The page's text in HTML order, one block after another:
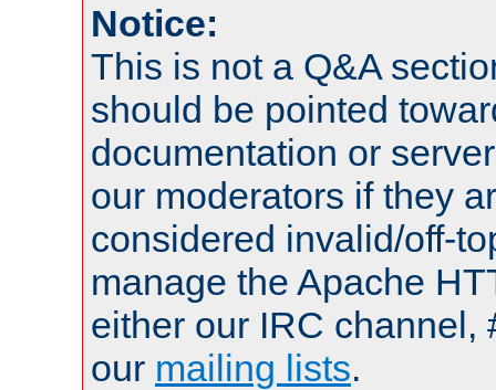
Notice:
This is not a Q&A
should be pointed
documentation or
our moderators if they
considered invalid/off-
manage the Apache
either our IRC channel,
our mailing lists.